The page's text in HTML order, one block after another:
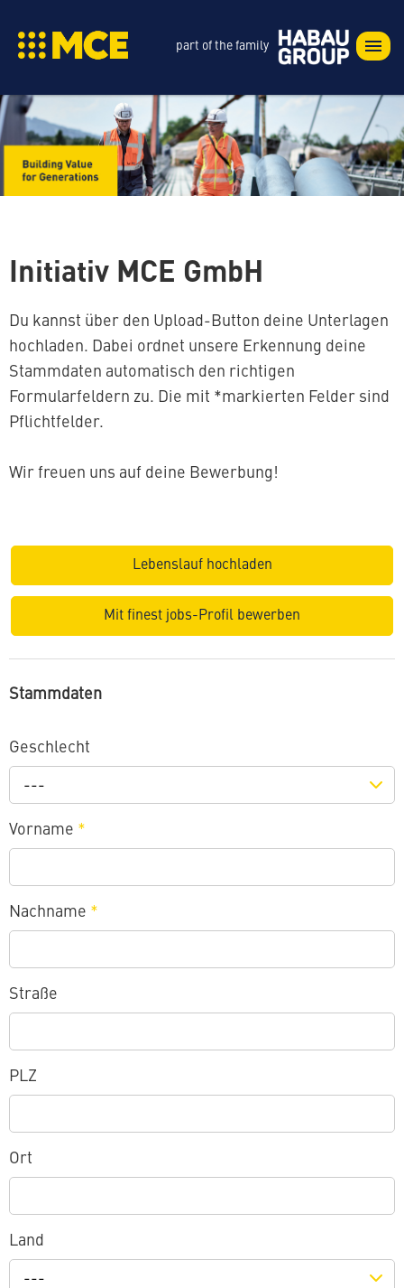
part of the family
Initiativ MCE GmbH
Du kannst über den Upload-Button deine Unterlagen
hochladen. Dabei ordnet unsere Erkennung deine
Stammdaten automatisch den richtigen
Formularfeldern zu. Die mit *markierten Felder sind
Pflichtfelder.
Wir freuen uns auf deine Bewerbung!
Lebenslauf hochladen
Mit finest jobs-Profil bewerben
Stammdaten
Geschlecht
---
Vorname *
Nachname *
Straße
PLZ
Ort
Land
---